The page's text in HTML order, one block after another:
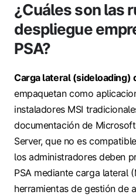
¿Cuáles son las
despliegue
PSA?
Carga lateral (sideloading)
empaquetan como
instaladores MSI
documentación de
Server, que no es
los administradores deben
PSA mediante carga lateral
herramientas de gestión de